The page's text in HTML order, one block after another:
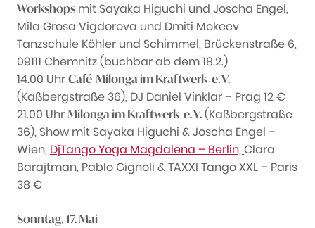
Workshops mit Sayaka Higuchi und Joscha Engel,
Mila Grosa Vigdorova und Dmiti Mokeev
Tanzschule Köhler und Schimmel, Brückenstraße 6,
09111 Chemnitz (buchbar ab dem 18.2.)
14.00 Uhr Café-Milonga im Kraftwerk e. V.
(Kaßbergstraße 36), DJ Daniel Vinklar – Prag 12 €
21.00 Uhr Milonga im Kraftwerk e. V. (Kaßbergstraße
36), Show mit Sayaka Higuchi & Joscha Engel –
Wien, DjTango Yoga Magdalena – Berlin,Clara
Barajtman, Pablo Gignoli & TAXXI Tango XXL – Paris
38 €
Sonntag, 17. Mai